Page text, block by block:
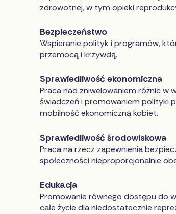
zdrowotnej, w tym opieki
Bezpieczeństwo
Wspieranie polityk i programów,
przemocą i krzywdą.
Sprawiedliwość ekonomiczna
Praca nad zniwelowaniem różnic w
świadczeń i promowaniem polityki
mobilność ekonomiczną kobiet.
Sprawiedliwość środowiskowa
Praca na rzecz zapewnienia
społeczności nieproporcjonalnie
Edukacja
Promowanie równego dostępu do
całe życie dla niedostatecznie